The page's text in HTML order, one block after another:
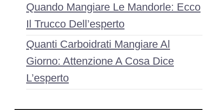
Quando Mangiare Le Mandorle: Ecco
Il Trucco Dell’esperto
Quanti Carboidrati Mangiare Al
Giorno: Attenzione A Cosa Dice
L’esperto